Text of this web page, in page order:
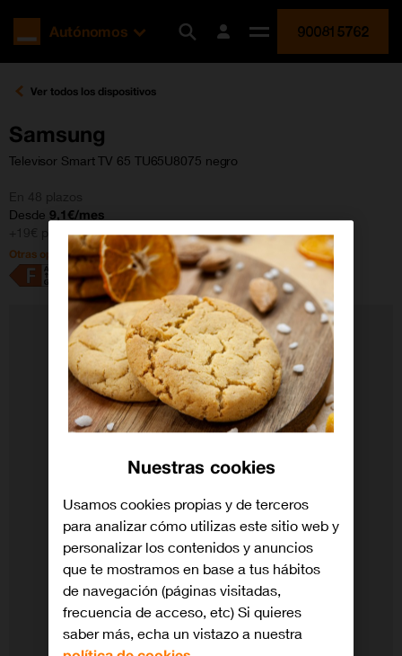
Orange
España
Autónomos
menú
900815762
Ver todos los dispositivos
Samsung
Televisor Smart TV 65 TU65U8075 negro
Desde 9,1€/mes
+19€ pago inicial
Otras opciones de pago
Nuestras cookies
Usamos cookies propias y de terceros
para analizar cómo utilizas este sitio web y
personalizar los contenidos y anuncios
que te mostramos en base a tus hábitos
de navegación (páginas visitadas,
frecuencia de acceso, etc) Si quieres
saber más, echa un vistazo a nuestra